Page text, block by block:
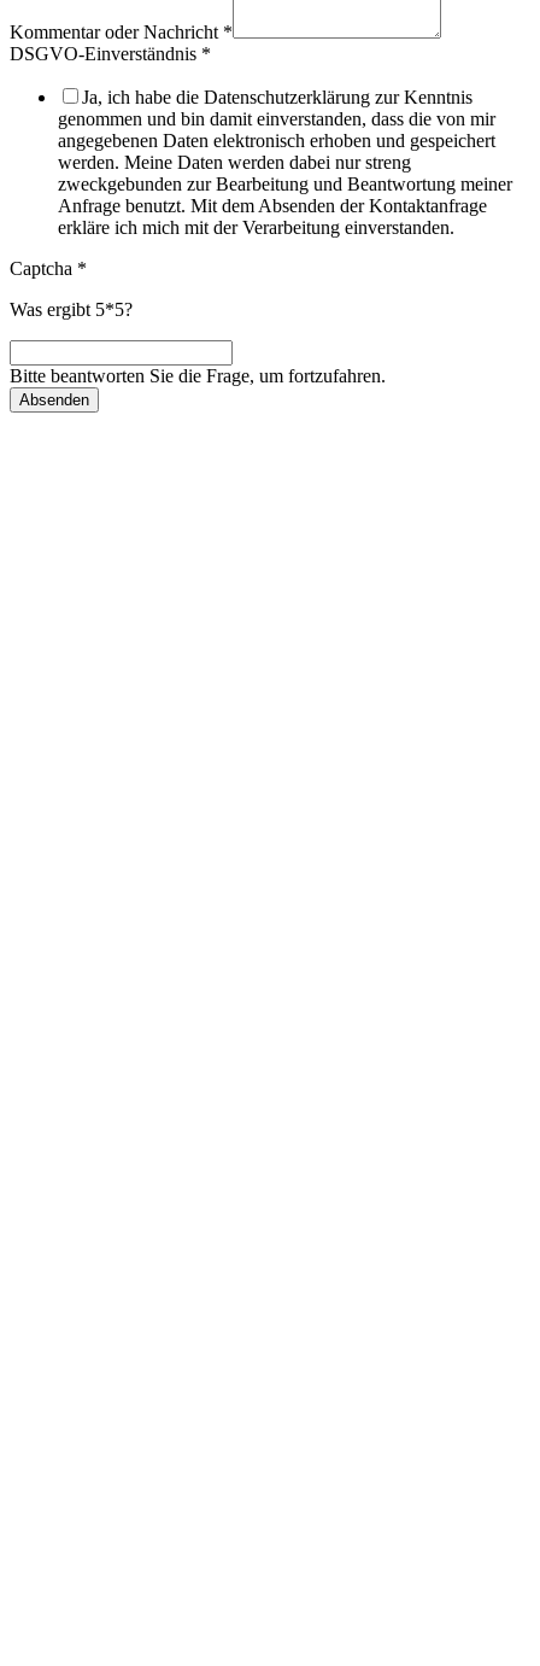
Kommentar oder Nachricht *
DSGVO-Einverständnis *
Ja, ich habe die Datenschutzerklärung zur Kenntnis
genommen und bin damit einverstanden, dass die von mir
angegebenen Daten elektronisch erhoben und gespeichert
werden. Meine Daten werden dabei nur streng
zweckgebunden zur Bearbeitung und Beantwortung meiner
Anfrage benutzt. Mit dem Absenden der Kontaktanfrage
erkläre ich mich mit der Verarbeitung einverstanden.
Captcha *
Was ergibt 5*5?
Bitte beantworten Sie die Frage, um fortzufahren.
Absenden